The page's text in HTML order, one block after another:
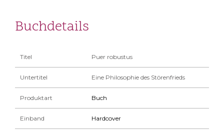
Buchdetails
Titel Puer robustus
Untertitel Eine Philosophie des Störenfrieds
Produktart Buch
Einband Hardcover